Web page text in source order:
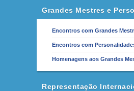
Grandes Mestres e
Encontros com Grandes
Encontros com
Homenagens aos Grandes
Representação